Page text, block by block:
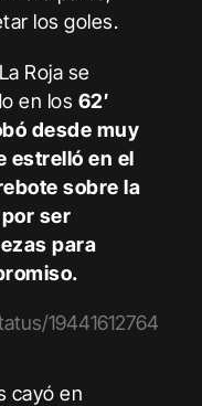
los goles.
Roja se
en los 62′
desde muy
estrelló en el
sobre la
ser
para
19441612764
cayó en